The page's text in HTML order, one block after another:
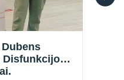
Disfunkcijos
Prisijungti